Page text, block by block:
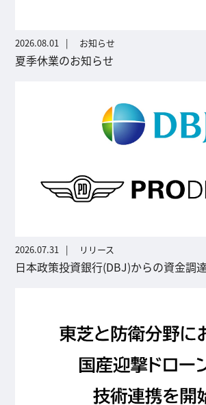
2026.08.01 お知らせ
夏季休業のお知らせ
2026.07.31 リリース
日本政策投資銀行(DBJ)からの資金調